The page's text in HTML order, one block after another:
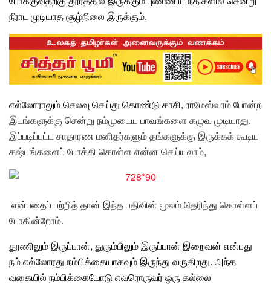
நீராட முடியாத சூழ்நிலை இருக்கும்.
எல்லோராலும் செலவு செய்து கொண்டு காசி, ராமேஸ்வரம் போன்ற
இடங்களுக்கு சென்று நம்முடைய பாவங்களை கழுவ முடியாது.
இப்படிப்பட்ட சாதாரண மனிதர்களும் தங்களுக்கு இருக்கக் கூடிய
கஷ்டங்களைப் போக்கி கொள்ள என்ன செய்யலாம்,
என்பதைப் பற்றித் தான் இந்த பதிவின் மூலம் தெரிந்து கொள்ளப்
போகின்றோம்.
தூணிலும் இருப்பான், துரும்பிலும் இருப்பான் இறைவன் என்பது
நம் எல்லோரது நம்பிக்கையாகவும் இருந்து வருகிறது. அந்த
வகையில் நம்பிக்கையோடு எவரொருவர் ஒரு கல்லை